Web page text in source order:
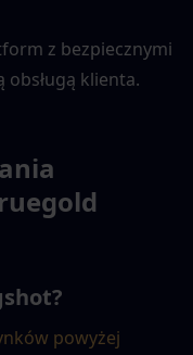
z bezpiecznymi
obsługą klienta.
powyżej